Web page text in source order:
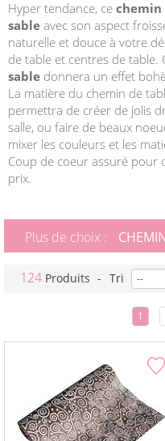
Hyper tendance, ce chemin
sable avec son aspect
naturelle et douce à votre
de table et centres de table.
sable donnera un effet
La matière du chemin de
permettra de créer de jolis
salle, ou faire de beaux
mixer les couleurs et les
Coup de coeur assuré pour
prix.
Plus de choix :
124 Produits - Tri
1